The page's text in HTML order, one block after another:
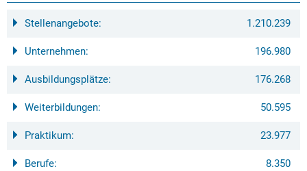
Stellenangebote: 1.210.239
Unternehmen: 196.980
Ausbildungsplätze: 176.268
Weiterbildungen: 50.595
Praktikum: 23.977
Berufe: 8.350